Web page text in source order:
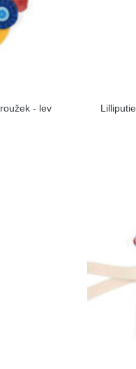
- lev